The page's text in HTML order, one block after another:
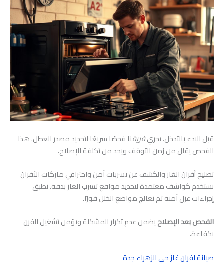
قبل البدء بالتدخل، يجريفريقنا فحصًا سريعًا لتحديد مصدر العطل. هذا
الفحص يقلل من زمن التوقف ويحد من تكلفة الإصلاح.
تصليح أفران الغاز والكشف عن تسربات آمن واحترافي ماركات الأفران
نستخدم كواشف معتمدة لتحديد مواقع تسرب الغاز بدقة. نطبق
إجراءات عزل آمنة ثم نعالج مواضع الخلل فورًا.
الفحص بعد الإصلاحيضمن عدم تكرار المشكلة ويؤمن تشغيل الفرن
بكفاءة.
صيانة افران غاز حي الزهراء جدة